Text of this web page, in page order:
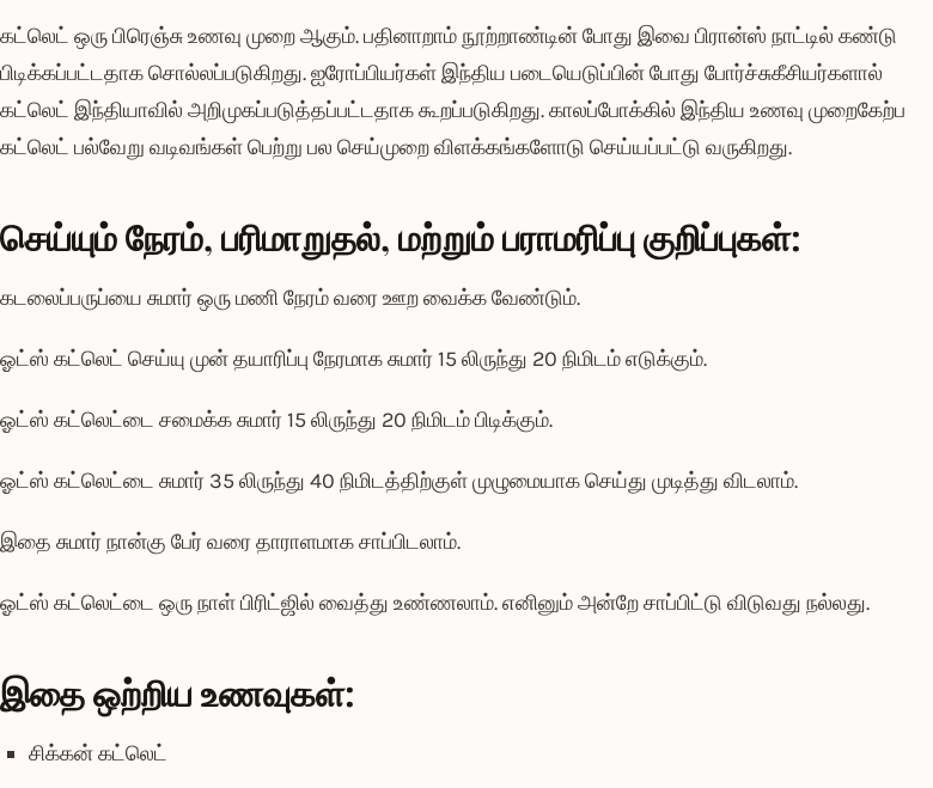
கட்லெட் ஒரு பிரெஞ்சு உணவு முறை ஆகும். பதினாறாம் நூற்றாண்டின் போது இவை பிரான்ஸ் நாட்டில் கண்டு
பிடிக்கப்பட்டதாக சொல்லப்படுகிறது. ஐரோப்பியர்கள் இந்திய படையெடுப்பின் போது போர்ச்சுகீசியர்களால்
கட்லெட் இந்தியாவில் அறிமுகப்படுத்தப்பட்டதாக கூறப்படுகிறது. காலப்போக்கில் இந்திய உணவு முறைகேற்ப
கட்லெட் பல்வேறு வடிவங்கள் பெற்று பல செய்முறை விளக்கங்களோடு செய்யப்பட்டு வருகிறது.
செய்யும் நேரம், பரிமாறுதல், மற்றும் பராமரிப்பு குறிப்புகள்:
கடலைப்பருப்யை சுமார் ஒரு மணி நேரம் வரை ஊற வைக்க வேண்டும்.
ஓட்ஸ் கட்லெட் செய்யு முன் தயாரிப்பு நேரமாக சுமார் 15 லிருந்து 20 நிமிடம் எடுக்கும்.
ஓட்ஸ் கட்லெட்டை சமைக்க சுமார் 15 லிருந்து 20 நிமிடம் பிடிக்கும்.
ஓட்ஸ் கட்லெட்டை சுமார் 35 லிருந்து 40 நிமிடத்திற்குள் முழுமையாக செய்து முடித்து விடலாம்.
இதை சுமார் நான்கு பேர் வரை தாராளமாக சாப்பிடலாம்.
ஓட்ஸ் கட்லெட்டை ஒரு நாள் பிரிட்ஜில் வைத்து உண்ணலாம். எனினும் அன்றே சாப்பிட்டு விடுவது நல்லது.
இதை ஒற்றிய உணவுகள்:
சிக்கன் கட்லெட்